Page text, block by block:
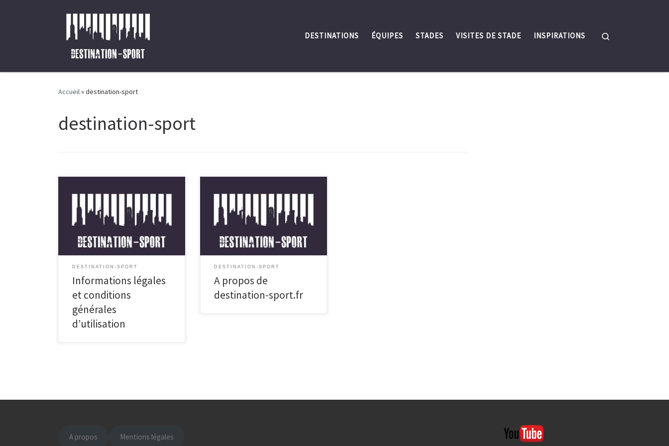
Passer au contenu
DESTINATIONS ÉQUIPES STADES VISITES DE STADE INSPIRATIONS
Accueil»destination-sport
destination-sport
1. Présentation du site internet. En
vertu de l’article 6 de la loi n° 2004-
575 […]
DESTINATION-SPORT
Informations légales
et conditions
générales
d’utilisation
Bienvenue sur destination-sport, Ce
blog est né lors de la préparation
d’un voyage à New York. […]
DESTINATION-SPORT
A propos de
destination-sport.fr
A propos Mentions légales